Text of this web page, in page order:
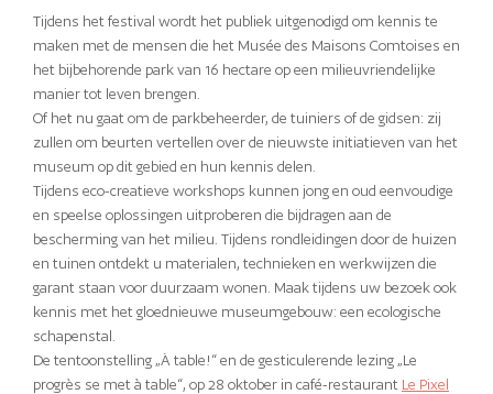
Tijdens het festival wordt het publiek uitgenodigd om kennis te
maken met de mensen die het Musée des Maisons Comtoises en
het bijbehorende park van 16 hectare op een milieuvriendelijke
manier tot leven brengen.
Of het nu gaat om de parkbeheerder, de tuiniers of de gidsen: zij
zullen om beurten vertellen over de nieuwste initiatieven van het
museum op dit gebied en hun kennis delen.
Tijdens eco-creatieve workshops kunnen jong en oud eenvoudige
en speelse oplossingen uitproberen die bijdragen aan de
bescherming van het milieu. Tijdens rondleidingen door de huizen
en tuinen ontdekt u materialen, technieken en werkwijzen die
garant staan voor duurzaam wonen. Maak tijdens uw bezoek ook
kennis met het gloednieuwe museumgebouw: een ecologische
schapenstal.
De tentoonstelling „À table!“ en de gesticulerende lezing „Le
progrès se met à table“, op 28 oktober in café-restaurant Le Pixel